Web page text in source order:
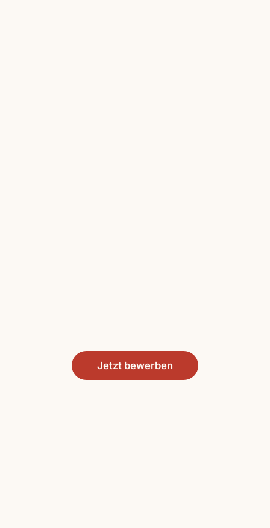
Jetzt bewerben